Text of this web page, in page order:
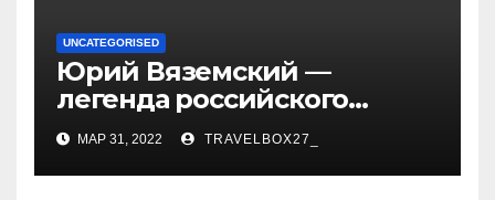
UNCATEGORISED
Юрий Вяземский —
легенда российского
спорта — биография,
достижения и вклад в
развитие гимнастики
МАР 31, 2022 TRAVELBOX27_